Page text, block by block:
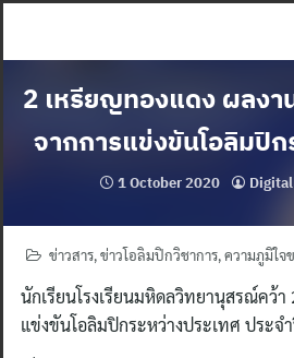
2 เหรียญทองแดง ผลงา
จากการแข่งขันโอลิมปิก
1 October 2020
ข่าวสาร,ข่าวโอลิมปิกวิชาการ,ความภูมิใจ
นักเรียนโรงเรียนมหิดลวิทยานุสรณ์คว้า
แข่งขันโอลิมปิกระหว่างประเทศ ประจ